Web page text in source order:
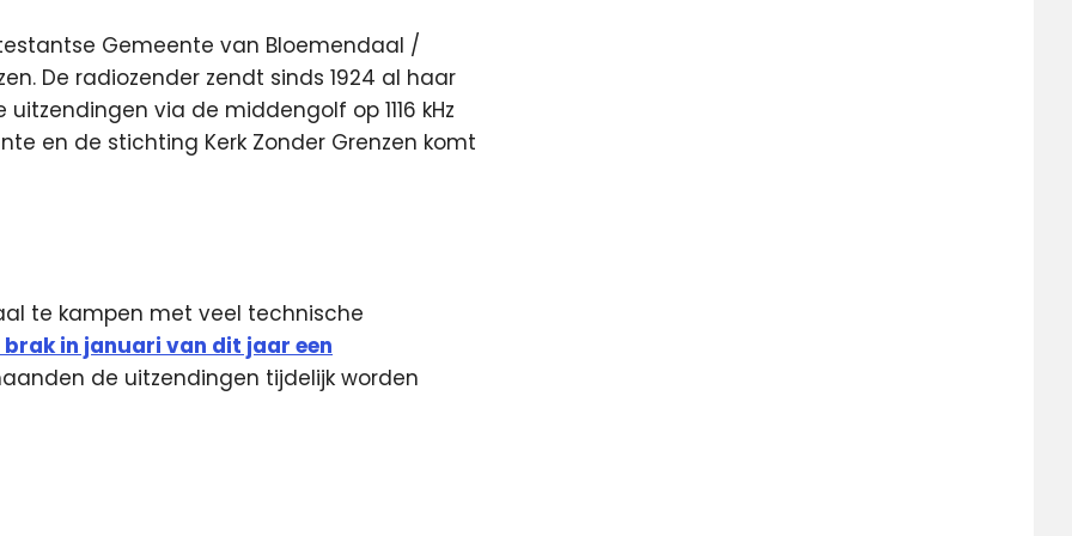
Gemeente van Bloemendaal /
De radiozender zendt sinds 1924 al haar
via de middengolf op 1116 kHz
en de stichting Kerk Zonder Grenzen komt
te kampen met veel technische
brak in januari van dit jaar een
de uitzendingen tijdelijk worden